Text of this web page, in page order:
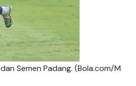
Semen Padang. (Bola.com/M